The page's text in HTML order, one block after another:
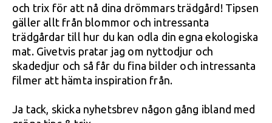
och trix för att nå dina drömmars trädgård! Tipsen
gäller allt från blommor och intressanta
trädgårdar till hur du kan odla din egna ekologiska
mat. Givetvis pratar jag om nyttodjur och
skadedjur och så får du fina bilder och intressanta
filmer att hämta inspiration från.
Ja tack, skicka nyhetsbrev någon gång ibland med